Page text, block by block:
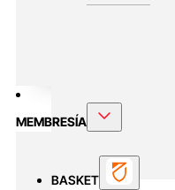
BASKET
MEMBRESÍA